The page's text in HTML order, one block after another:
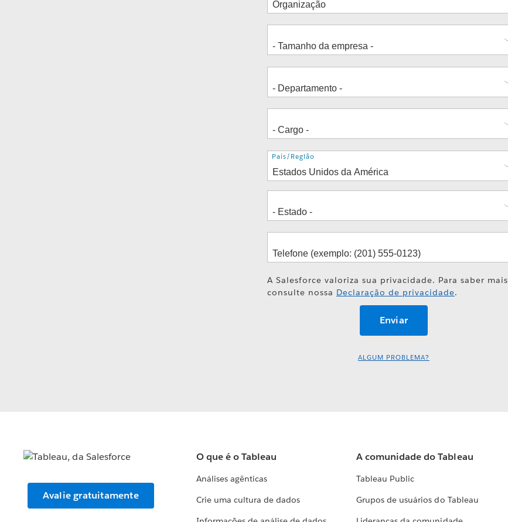
Endereço
País/Região
A Salesforce valoriza sua privacidade. Para saber mais,
consulte nossa Declaração de privacidade.
ALGUM PROBLEMA?
Avalie gratuitamente
O que é o Tableau
Análises agênticas
Crie uma cultura de dados
A comunidade do Tableau
Tableau Public
Grupos de usuários do Tableau